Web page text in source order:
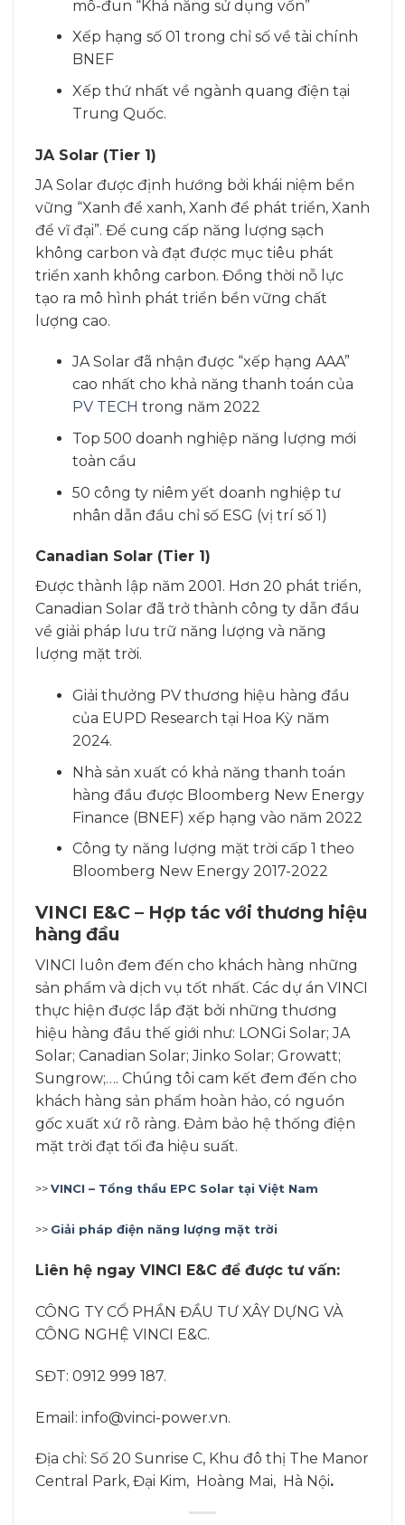
mô-đun “Khả năng sử dụng vốn”
Xếp hạng số 01 trong chỉ số về tài chính
BNEF
Xếp thứ nhất về ngành quang điện tại
Trung Quốc.
JA Solar (Tier 1)
JA Solar được định hướng bởi khái niệm bền
vững “Xanh để xanh, Xanh để phát triển, Xanh
để vĩ đại”. Để cung cấp năng lượng sạch
không carbon và đạt được mục tiêu phát
triển xanh không carbon. Đồng thời nỗ lực
tạo ra mô hình phát triển bền vững chất
lượng cao.
JA Solar đã nhận được “xếp hạng AAA”
cao nhất cho khả năng thanh toán của
PV TECH trong năm 2022
Top 500 doanh nghiệp năng lượng mới
toàn cầu
50 công ty niêm yết doanh nghiệp tư
nhân dẫn đầu chỉ số ESG (vị trí số 1)
Canadian Solar (Tier 1)
Được thành lập năm 2001. Hơn 20 phát triển,
Canadian Solar đã trở thành công ty dẫn đầu
về giải pháp lưu trữ năng lượng và năng
lượng mặt trời.
Giải thưởng PV thương hiệu hàng đầu
của EUPD Research tại Hoa Kỳ năm
2024.
Nhà sản xuất có khả năng thanh toán
hàng đầu được Bloomberg New Energy
Finance (BNEF) xếp hạng vào năm 2022
Công ty năng lượng mặt trời cấp 1 theo
Bloomberg New Energy 2017-2022
VINCI E&C – Hợp tác với thương hiệu
hàng đầu
VINCI luôn đem đến cho khách hàng những
sản phẩm và dịch vụ tốt nhất. Các dự án VINCI
thực hiện được lắp đặt bởi những thương
hiệu hàng đầu thế giới như: LONGi Solar; JA
Solar; Canadian Solar; Jinko Solar; Growatt;
Sungrow;…. Chúng tôi cam kết đem đến cho
khách hàng sản phẩm hoàn hảo, có nguồn
gốc xuất xứ rõ ràng. Đảm bảo hệ thống điện
mặt trời đạt tối đa hiệu suất.
>>VINCI – Tổng thầu EPC Solar tại Việt Nam
>> Giải pháp điện năng lượng mặt trời
Liên hệ ngay VINCI E&C để được tư vấn:
CÔNG TY CỔ PHẦN ĐẦU TƯ XÂY DỰNG VÀ
CÔNG NGHỆ VINCI E&C.
SĐT: 0912 999 187.
Email: info@vinci-power.vn.
Địa chỉ: Số 20 Sunrise C, Khu đô thị The Manor
Central Park, Đại Kim, Hoàng Mai, Hà Nội.